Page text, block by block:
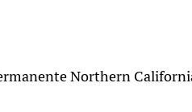
Northern